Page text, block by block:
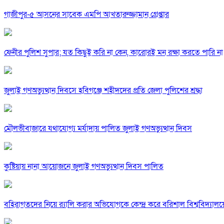
গাজীপুর-৫ আসনের সাবেক এমপি আখতারুজ্জামান গ্রেপ্তার
ফেনীর পুলিশ সুপার; যত কিছুই করি না কেন, কারোরই মন রক্ষা করতে পারি না
জুলাই গণঅভ্যুত্থান দিবসে হবিগঞ্জে শহীদদের প্রতি জেলা পুলিশের শ্রদ্ধা
মৌলভীবাজারে যথাযোগ্য মর্যাদায় পালিত জুলাই গণঅভ্যুত্থান দিবস
কুষ্টিয়ায় নানা আয়োজনে জুলাই গণঅভ্যুত্থান দিবস পালিত
বহিরাগতদের নিয়ে র‍্যালি করার অভিযোগকে কেন্দ্র করে বরিশাল